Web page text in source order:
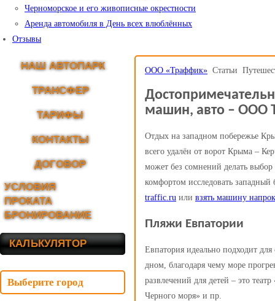
Черноморское и его живописные окрестности
Аренда автомобиля в День всех влюблённых
Отзывы
НАШ АВТОПАРК
ТРАНСФЕР
ТАРИФЫ
КОНТАКТЫ
ДОГОВОР
УСЛОВИЯ
ПРОКАТА
БРОНИРОВАНИЕ
КАЛЬКУЛЯТОР
Выберите город
ООО «Траффик» Статьи
машин, авто – ООО
Отдых на западном побережье
всего удалён от ворот Крыма –
может без сомнений делать
комфортом исследовать западный
traffic.ru или взять машину
Пляжи Евпатории
Евпатория идеально подходит
дном, благодаря чему море
развлечений для детей – это
Черного моря» и пр.